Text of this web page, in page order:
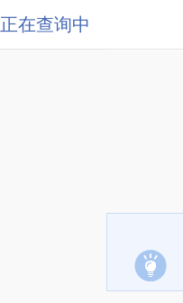
正在查询中